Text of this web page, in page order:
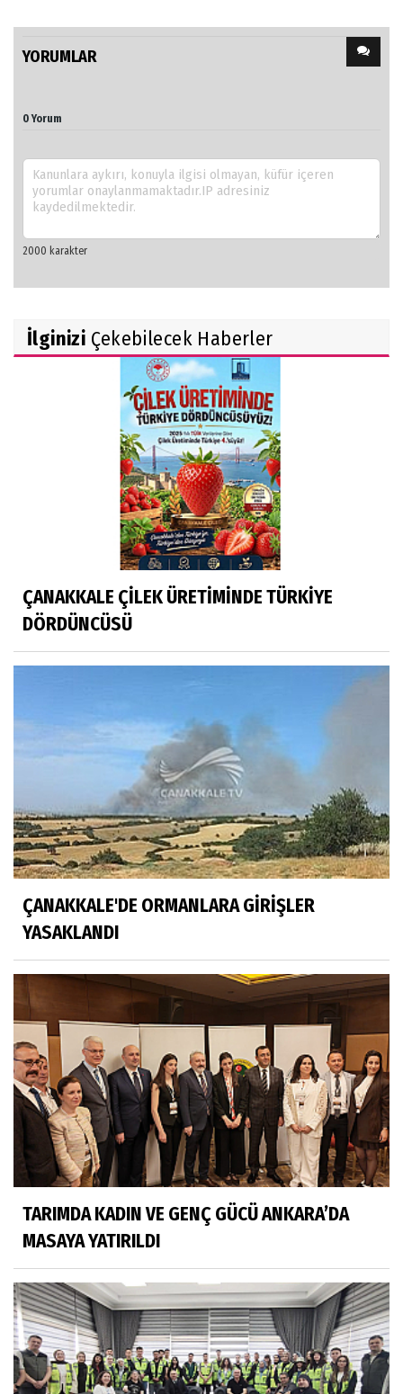
YORUMLAR
0 Yorum
İlginizi Çekebilecek Haberler
ÇANAKKALE ÇİLEK ÜRETİMİNDE TÜRKİYE
DÖRDÜNCÜSÜ
ÇANAKKALE'DE ORMANLARA GİRİŞLER
YASAKLANDI
TARIMDA KADIN VE GENÇ GÜCÜ ANKARA’DA
MASAYA YATIRILDI